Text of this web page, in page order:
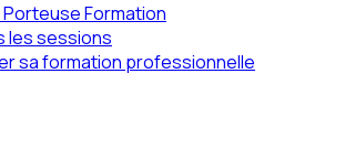
Porteuse Formation
les sessions
sa formation professionnelle